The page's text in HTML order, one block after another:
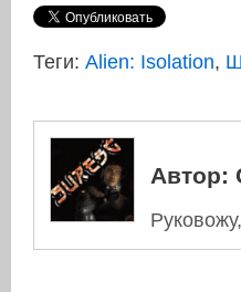
Теги: Alien: Isolation,
Автор: